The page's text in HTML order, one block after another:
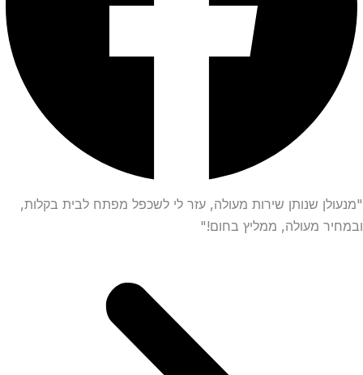
"מנעולן שנותן שירות מעולה, עזר לי לשכפל מפתח לבית בקלות,
ובמחיר מעולה, ממליץ בחום!"